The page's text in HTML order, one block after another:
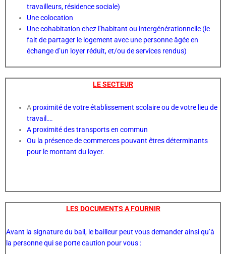
travailleurs, résidence sociale)
Une colocation
Une cohabitation chez l’habitant ou intergénérationnelle (le
fait de partager le logement avec une personne âgée en
échange d’un loyer réduit, et/ou de services rendus)
LE SECTEUR
A proximité de votre établissement scolaire ou de votre lieu de
travail….
A proximité des transports en commun
Ou la présence de commerces pouvant êtres déterminants
pour le montant du loyer.
LES DOCUMENTS A FOURNIR
Avant la signature du bail, le bailleur peut vous demander ainsi qu’à
la personne qui se porte caution pour vous :